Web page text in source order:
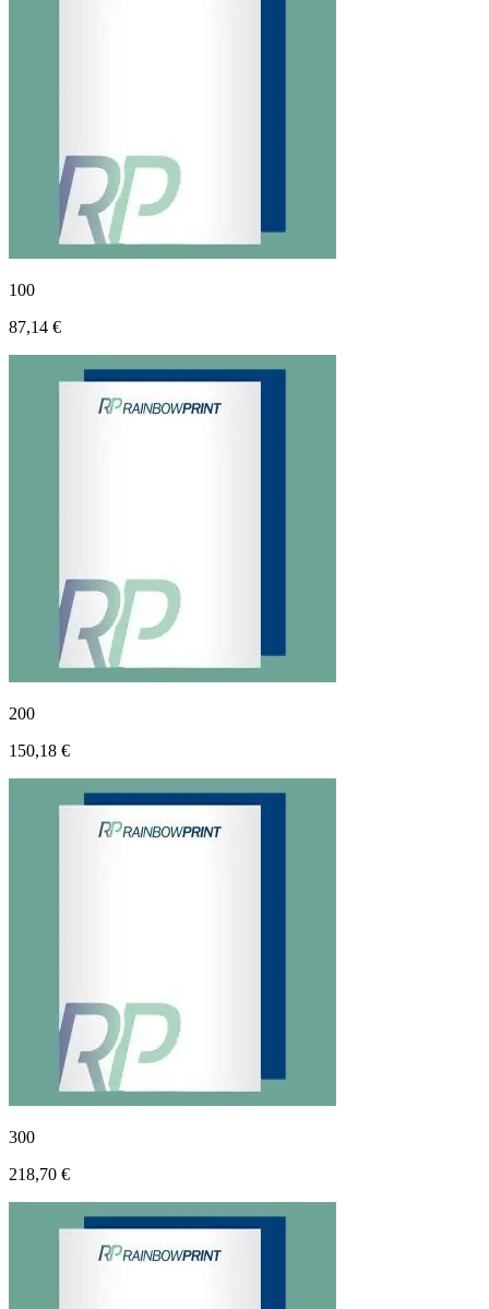
100
87,14 €
200
150,18 €
300
218,70 €